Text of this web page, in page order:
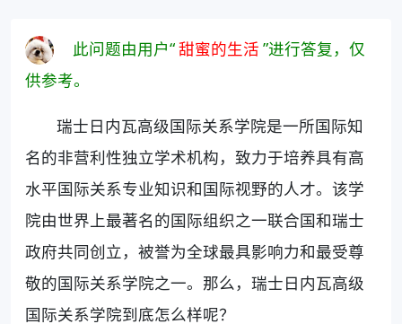
此问题由用户“甜蜜的生活 ”进行答复，仅
供参考。
瑞士日内瓦高级国际关系学院是一所国际知
名的非营利性独立学术机构，致力于培养具有高
水平国际关系专业知识和国际视野的人才。该学
院由世界上最著名的国际组织之一联合国和瑞士
政府共同创立，被誉为全球最具影响力和最受尊
敬的国际关系学院之一。那么，瑞士日内瓦高级
国际关系学院到底怎么样呢？